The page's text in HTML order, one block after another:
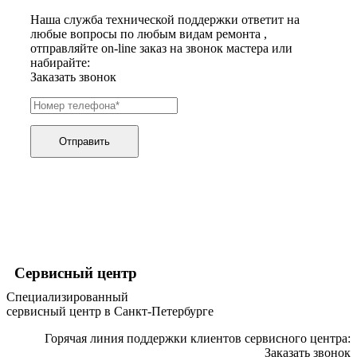
ибп
игровых приставок
игрушек
игрушек на радиоуправлении
imac
имитаторов верховой езды
инерционных массажеров
инфузионных насосов
ингаляторов
инкубаторов
интерактивных комплексов
интерфейсных модулей
инверторов
ионизаторов
ipad
Наша служба технической поддержки ответит на
любые вопросы по любым видам ремонта ,
отправляйте on-line заказ на звонок мастера или
набирайте:
Заказать звонок
Отправить
Сервисный центр
Специализированный
сервисный центр в Санкт-Петербурге
Горячая линия поддержки клиентов сервисного центра:
Заказать звонок